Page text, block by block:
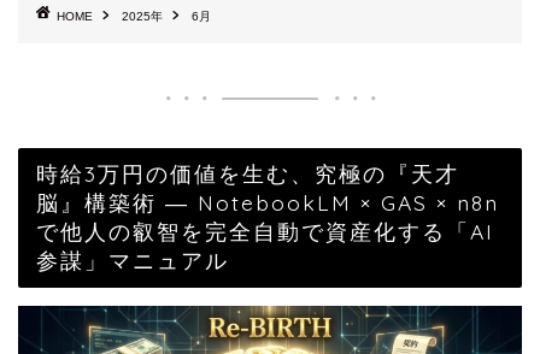
HOME 2025年 6月
時給3万円の価値を生む、究極の『天才
脳』構築術 ― NotebookLM × GAS × n8n
で他人の叡智を完全自動で資産化する「AI
参謀」マニュアル